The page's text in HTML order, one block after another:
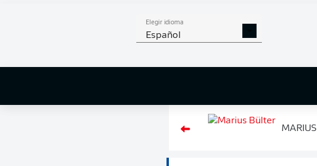
Elegir idioma
Español
90'+ 2 Cambio
MARIUS